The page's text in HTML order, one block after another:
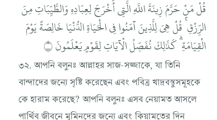
قُلْ مَنْ حَرَّمَ زِينَةَ اللَّهِ الَّتِي أَخْرَجَ لِعِبَادِهِ وَالطَّيِّبَاتِ مِنَ
الرِّزْقِ ۚ قُلْ هِيَ لِلَّذِينَ آمَنُوا فِي الْحَيَاةِ الدُّنْيَا خَالِصَةً يَوْمَ
الْقِيَامَةِ ۗ كَذَٰلِكَ نُفَصِّلُ الْآيَاتِ لِقَوْمٍ يَعْلَمُونَ ۝
৩২. আপনি বলুনঃ আল্লাহর সাজ-সজ্জাকে, যা তিনি
বান্দাদের জন্যে সৃষ্টি করেছেন এবং পবিত্র খাদ্রবস্তুসমূহকে
কে হারাম করেছে? আপনি বলুনঃ এসব নেয়ামত আসলে
পার্থিব জীবনে মুমিনদের জন্যে এবং কিয়ামতের দিন